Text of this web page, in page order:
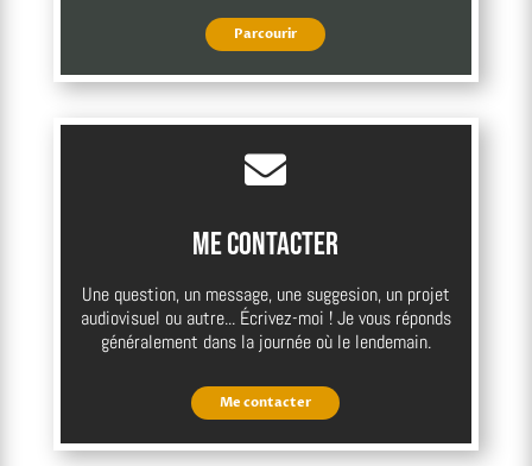
Parcourir

Me contacter
Une question, un message, une suggesion, un projet
audiovisuel ou autre... Écrivez-moi ! Je vous réponds
généralement dans la journée où le lendemain.
Me contacter